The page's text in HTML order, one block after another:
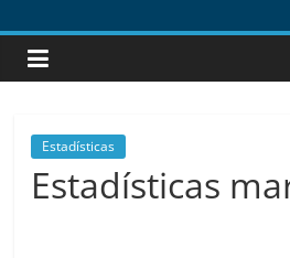
y
Equipamiento
Urbano
Estadísticas
Estadísticas